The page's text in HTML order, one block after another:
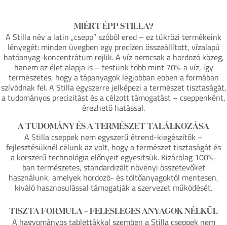
MIÉRT ÉPP STILLA?
A Stilla név a latin „csepp” szóból ered – ez tükrözi termékeink
lényegét: minden üvegben egy precízen összeállított, vízalapú
hatóanyag-koncentrátum rejlik. A víz nemcsak a hordozó közeg,
hanem az élet alapja is – testünk több mint 70%-a víz, így
természetes, hogy a tápanyagok legjobban ebben a formában
szívódnak fel. A Stilla egyszerre jelképezi a természet tisztaságát,
a tudományos precizitást és a célzott támogatást – cseppenként,
érezhető hatással.
A TUDOMÁNY ÉS A TERMÉSZET TALÁLKOZÁSA
A Stilla cseppek nem egyszerű étrend-kiegészítők –
fejlesztésüknél célunk az volt, hogy a természet tisztaságát és
a korszerű technológia előnyeit egyesítsük. Kizárólag 100%-
ban természetes, standardizált növényi összetevőket
használunk, amelyek hordozó- és töltőanyagoktól mentesen,
kiváló hasznosulással támogatják a szervezet működését.
TISZTA FORMULA – FELESLEGES ANYAGOK NÉLKÜL
A hagyományos tablettákkal szemben a Stilla cseppek nem